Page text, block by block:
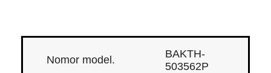
Nomor model.
BAKTH-
503562P